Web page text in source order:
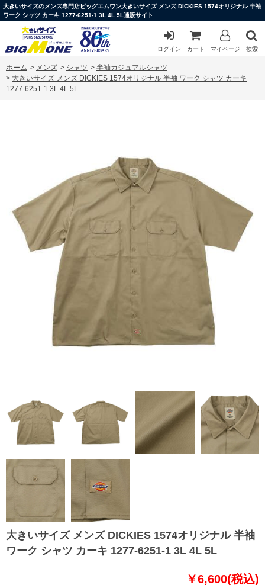
大きいサイズのメンズ専門店ビッグエムワン大きいサイズ メンズ DICKIES 1574オリジナル 半袖
ワーク シャツ カーキ 1277-6251-1 3L 4L 5L通販サイト
ログイン カート マイページ 検索
ホーム > メンズ > シャツ > 半袖カジュアルシャツ
> 大きいサイズ メンズ DICKIES 1574オリジナル 半袖 ワーク シャツ カーキ
1277-6251-1 3L 4L 5L
大きいサイズ メンズ DICKIES 1574オリジナル 半袖
ワーク シャツ カーキ 1277-6251-1 3L 4L 5L
￥6,600(税込)